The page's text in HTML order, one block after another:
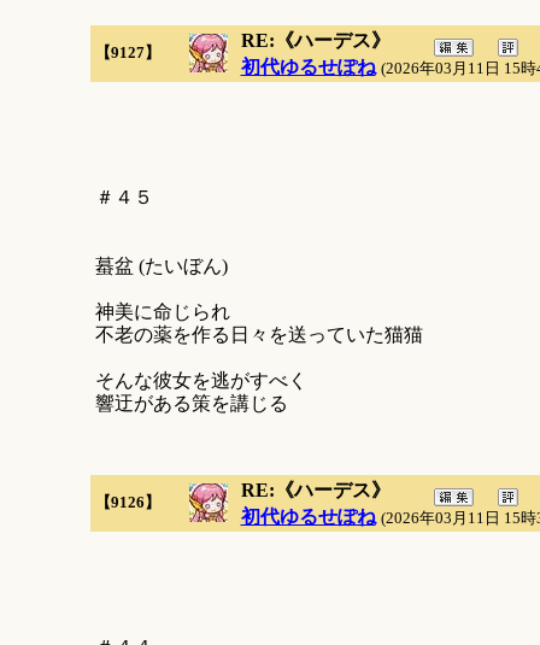
【9127】
RE:《ハーデス》
初代ゆるせぽね (2026年03月11日 15時
＃４５
蟇盆 (たいぼん)
神美に命じられ
不老の薬を作る日々を送っていた猫猫
そんな彼女を逃がすべく
響迂がある策を講じる
【9126】
RE:《ハーデス》
初代ゆるせぽね (2026年03月11日 15時